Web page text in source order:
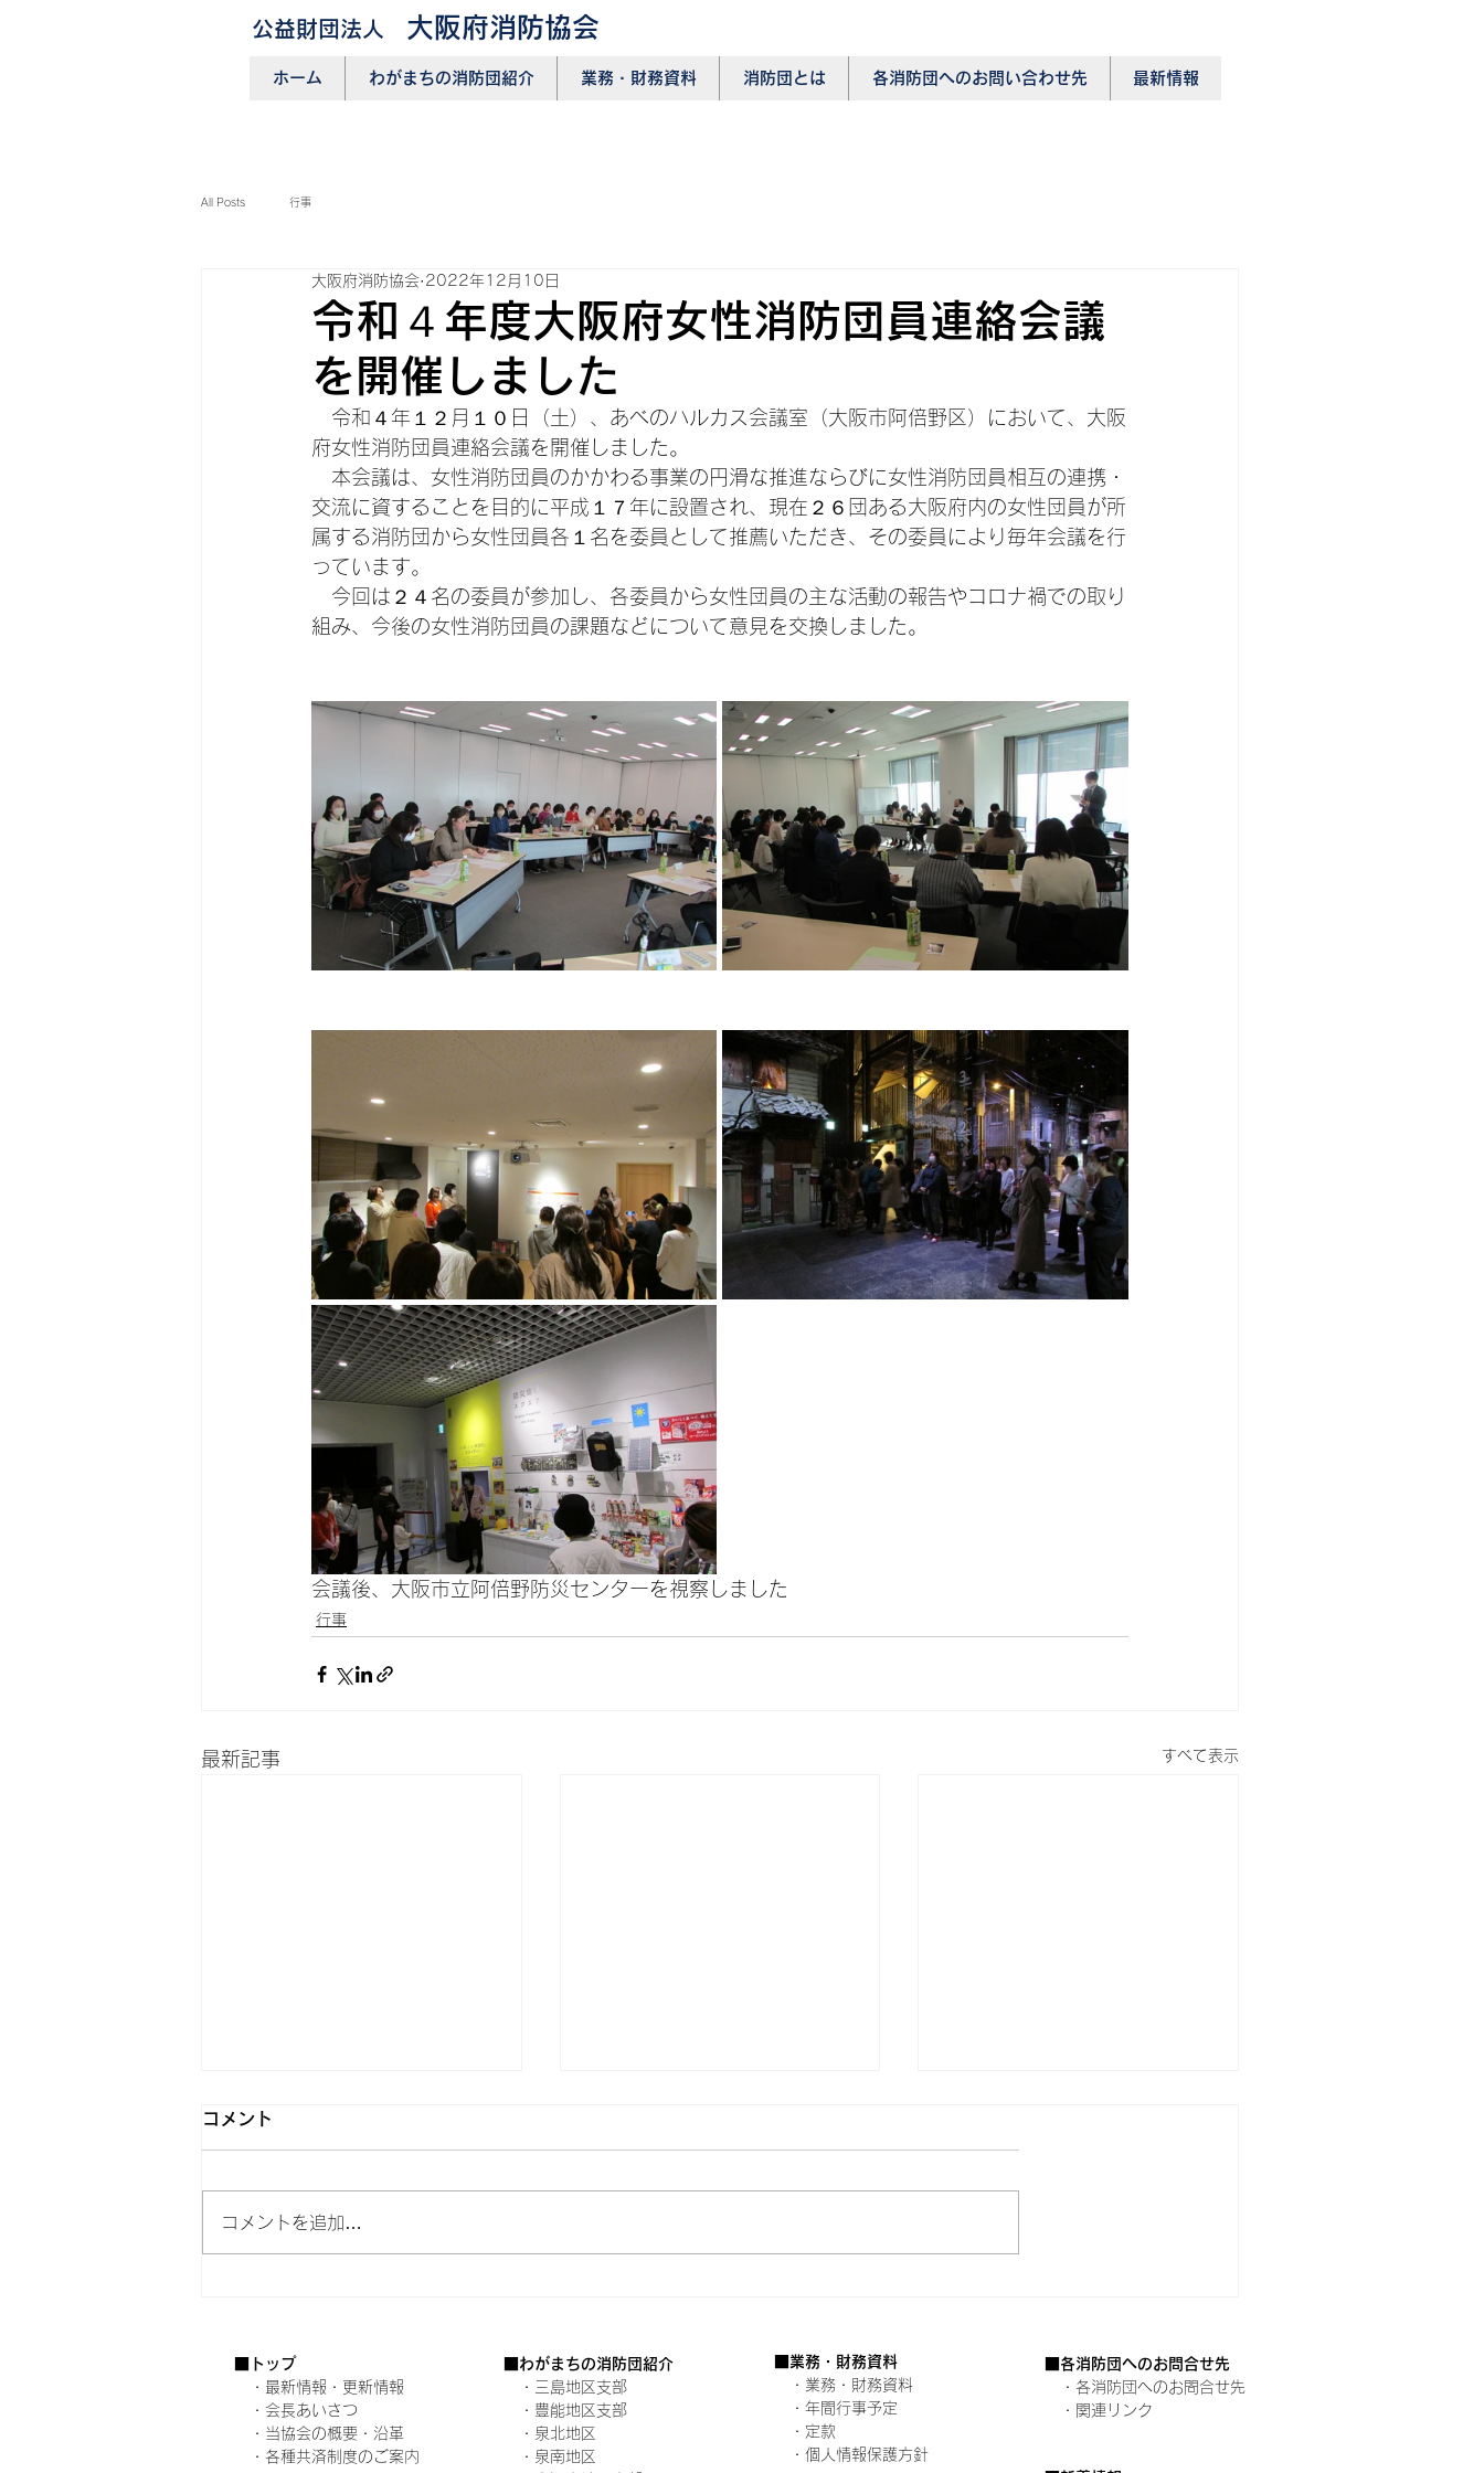
公益財団法人 大阪府消防協会
ホーム わがまちの消防団紹介 ​業務・財務資料 消防団とは 各消防団へのお問い合わせ先 最新情報
All Posts 行事
令和４年度大阪府女性消防団員連絡会議
を開催しました
大阪府消防協会 2022年12月10日
令和４年１２月１０日（土）、あべのハルカス会議室（大阪市阿倍野区）において、大阪
府女性消防団員連絡会議を開催しました。
本会議は、女性消防団員のかかわる事業の円滑な推進ならびに女性消防団員相互の連携・
交流に資することを目的に平成１７年に設置され、現在２６団ある大阪府内の女性団員が所
属する消防団から女性団員各１名を委員として推薦いただき、その委員により毎年会議を行
っています。
今回は２４名の委員が参加し、各委員から女性団員の主な活動の報告やコロナ禍での取り
組み、今後の女性消防団員の課題などについて意見を交換しました。
会議後、大阪市立阿倍野防災センターを視察しました
行事
最新記事 すべて表示
コメント
コメントを追加…
■トップ
・最新情報・更新情報
・会長あいさつ
・当協会の概要・沿革
・各種共済制度のご案内
■わがまちの消防団紹介
・三島地区支部
・豊能地区支部
・泉北地区
・泉南地区
■業務・財務資料
・​業務・財務資料
​ ・年間行事予定
・定款
・個人情報保護方針
■各消防団へのお問合せ先
・各消防団へのお問合せ先
・関連リンク